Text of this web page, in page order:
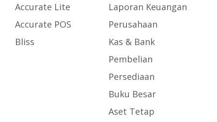
Accurate Lite
Accurate POS
Bliss
Laporan Keuangan
Perusahaan
Kas & Bank
Pembelian
Persediaan
Buku Besar
Aset Tetap